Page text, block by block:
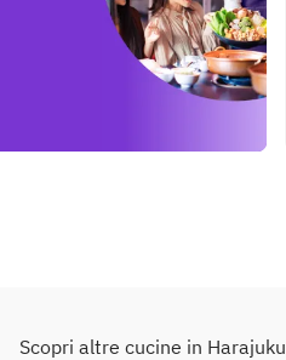
Scopri altre cucine in Harajuku